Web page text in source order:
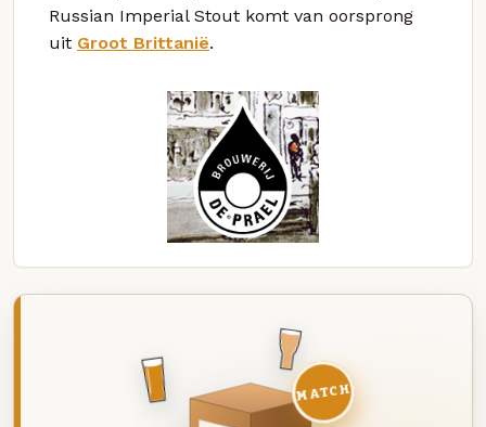
Russian Imperial Stout komt van oorsprong
uit Groot Brittanië.
MATCH